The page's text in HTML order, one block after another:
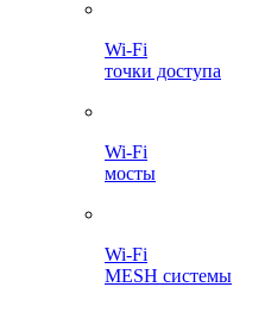
Wi-Fi
точки доступа
Wi-Fi
мосты
Wi-Fi
MESH системы